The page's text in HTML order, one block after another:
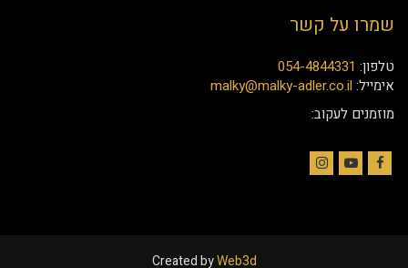
שמרו על קשר
טלפון: 054-4844331
אימייל: malky@malky-adler.co.il
מוזמנים לעקוב:
Created byWeb3d